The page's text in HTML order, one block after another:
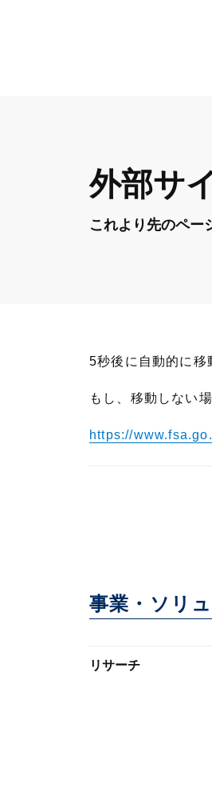
外部サ
これより先のペー
5秒後に自動的に移
もし、移動しない
https://
事業・ソリ
リサーチ